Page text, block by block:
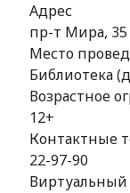
Адрес
пр-т Мира, 35
Место
Библиотека
Возрастное
12+
Контактные
22-97-90
Виртуальный